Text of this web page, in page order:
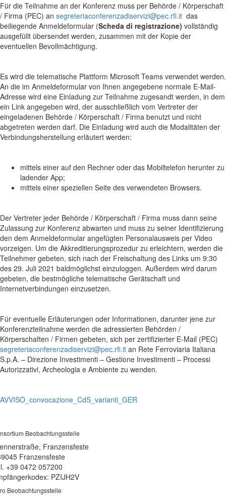
Für die Teilnahme an der Konferenz muss per Behörde / Körperschaft
/ Firma (PEC) an segreteriaconferenzadiservizi@pec.rfi.it das
beiliegende Anmeldeformular (Scheda di registrazione) vollständig
ausgefüllt übersendet werden, zusammen mit der Kopie der
eventuellen Bevollmächtigung.
Es wird die telematische Plattform Microsoft Teams verwendet werden.
An die im Anmeldeformular von Ihnen angegebene normale E-Mail-
Adresse wird eine Einladung zur Teilnahme zugesandt werden, in dem
ein Link angegeben wird, der ausschließlich vom Vertreter der
eingeladenen Behörde / Körperschaft / Firma benutzt und nicht
abgetreten werden darf. Die Einladung wird auch die Modalitäten der
Verbindungsherstellung erläutert werden:
mittels einer auf den Rechner oder das Mobiltelefon herunter zu
ladender App;
mittels einer speziellen Seite des verwendeten Browsers.
Der Vertreter jeder Behörde / Körperschaft / Firma muss dann seine
Zulassung zur Konferenz abwarten und muss zu seiner Identifizierung
den dem Anmeldeformular angefügten Personalausweis per Video
vorzeigen. Um die Akkreditierungsprozedur zu erleichtern, werden die
Teilnehmer gebeten, sich nach der Freischaltung des Links um 9:30
des 29. Juli 2021 baldmöglichst einzuloggen. Außerdem wird darum
gebeten, die bestmögliche telematische Gerätschaft und
Internetverbindungen einzusetzen.
Für eventuelle Erläuterungen oder Informationen, darunter jene zur
Konferenzteilnahme werden die adressierten Behörden /
Körperschaften / Firmen gebeten, sich per zertifizierter E-Mail (PEC)
segreteriaconferenzadiservizi@pec.rfi.it an Rete Ferroviaria Italiana
S.p.A. – Direzione Investimenti – Gestione Investimenti – Processi
Autorizzativi, Archeologia e Ambiente zu wenden.
AVVISO_convocazione_CdS_varianti_GER
Beobachtungsstelle
Franzensfeste
Franzensfeste
+39 0472 057200
PZIJH2V
Beobachtungsstelle